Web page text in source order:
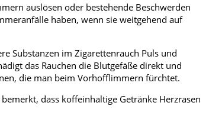
auslösen oder bestehende Beschwerden
haben, wenn sie weitgehend auf
Substanzen im Zigarettenrauch Puls und
das Rauchen die Blutgefäße direkt und
die man beim Vorhofflimmern fürchtet.
dass koffeinhaltige Getränke Herzrasen